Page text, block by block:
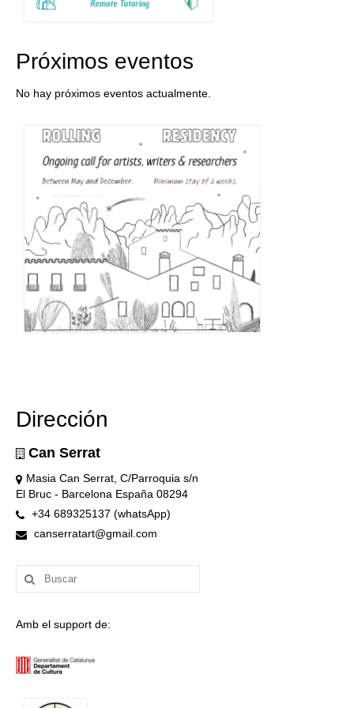
Próximos eventos
No hay próximos eventos actualmente.
Dirección
Can Serrat
Masia Can Serrat, C/Parroquia s/n
El Bruc - Barcelona España 08294
+34 689325137 (whatsApp)
canserratart@gmail.com
Buscar
por:
Amb el support de: